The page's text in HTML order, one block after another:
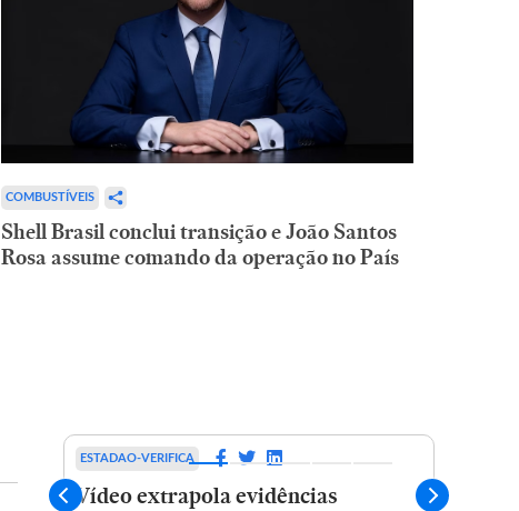
COMBUSTÍVEIS
Shell Brasil conclui transição e João Santos
Rosa assume comando da operação no País
ESTADAO-VERIFICA
Vídeo extrapola evidências